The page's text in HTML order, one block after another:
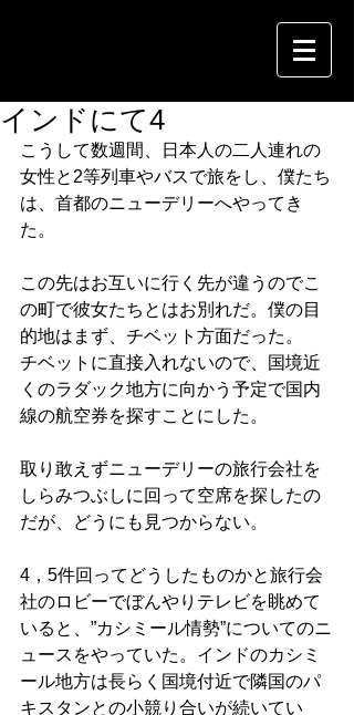
インドにて4
こうして数週間、日本人の二人連れの
女性と2等列車やバスで旅をし、僕たち
は、首都のニューデリーへやってき
た。
この先はお互いに行く先が違うのでこ
の町で彼女たちとはお別れだ。僕の目
的地はまず、チベット方面だった。
チベットに直接入れないので、国境近
くのラダック地方に向かう予定で国内
線の航空券を探すことにした。
取り敢えずニューデリーの旅行会社を
しらみつぶしに回って空席を探したの
だが、どうにも見つからない。
4，5件回ってどうしたものかと旅行会
社のロビーでぼんやりテレビを眺めて
いると、”カシミール情勢”についてのニ
ュースをやっていた。インドのカシミ
ール地方は長らく国境付近で隣国のパ
キスタンとの小競り合いが続いてい